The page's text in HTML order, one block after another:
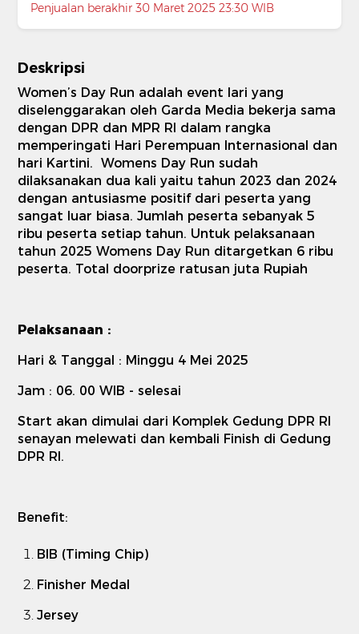
Penjualan berakhir 30 Maret 2025 23:30 WIB
Deskripsi
Women’s Day Run adalah event lari yang
diselenggarakan oleh Garda Media bekerja sama
dengan DPR dan MPR RI dalam rangka
memperingati Hari Perempuan Internasional dan
hari Kartini.Womens Day Run sudah
dilaksanakan dua kali yaitu tahun 2023 dan 2024
dengan antusiasme positif dari peserta yang
sangat luar biasa. Jumlah peserta sebanyak 5
ribu peserta setiap tahun. Untuk pelaksanaan
tahun 2025 Womens Day Run ditargetkan 6 ribu
peserta. Total doorprize ratusan juta Rupiah
Pelaksanaan :
Hari & Tanggal : Minggu 4 Mei 2025
Jam : 06. 00 WIB - selesai
Start akan dimulai dari Komplek Gedung DPR RI
senayan melewati dan kembali Finish di Gedung
DPR RI.
Benefit:
BIB (Timing Chip)
Finisher Medal
Jersey